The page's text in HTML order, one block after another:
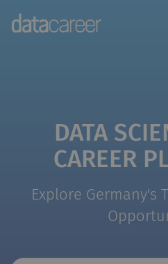
DATA
CAREER
Explore Germany's